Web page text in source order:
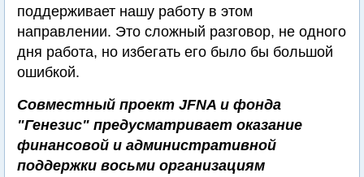
поддерживает нашу работу в этом
направлении. Это сложный разговор, не одного
дня работа, но избегать его было бы большой
ошибкой.
Совместный проект JFNA и фонда
"Генезис" предусматривает оказание
финансовой и административной
поддержки восьми организациям